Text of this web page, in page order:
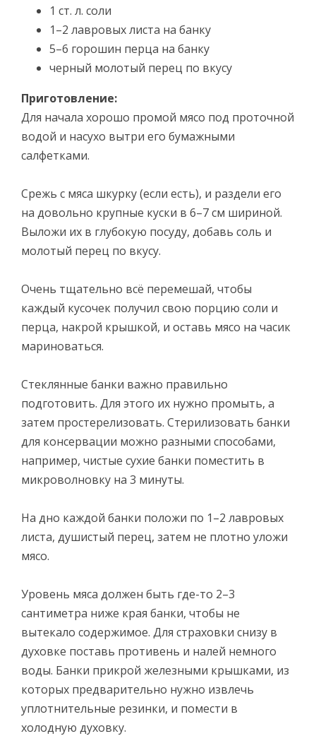
1 ст. л. соли
1–2 лавровых листа на банку
5–6 горошин перца на банку
черный молотый перец по вкусу
Приготовление:
Для начала хорошо промой мясо под проточной
водой и насухо вытри его бумажными
салфетками.
Срежь с мяса шкурку (если есть), и раздели его
на довольно крупные куски в 6–7 см шириной.
Выложи их в глубокую посуду, добавь соль и
молотый перец по вкусу.
Очень тщательно всё перемешай, чтобы
каждый кусочек получил свою порцию соли и
перца, накрой крышкой, и оставь мясо на часик
мариноваться.
Стеклянные банки важно правильно
подготовить. Для этого их нужно промыть, а
затем простерелизовать. Стерилизовать банки
для консервации можно разными способами,
например, чистые сухие банки поместить в
микроволновку на 3 минуты.
На дно каждой банки положи по 1–2 лавровых
листа, душистый перец, затем не плотно уложи
мясо.
Уровень мяса должен быть где-то 2–3
сантиметра ниже края банки, чтобы не
вытекало содержимое. Для страховки снизу в
духовке поставь противень и налей немного
воды. Банки прикрой железными крышками, из
которых предварительно нужно извлечь
уплотнительные резинки, и помести в
холодную духовку.